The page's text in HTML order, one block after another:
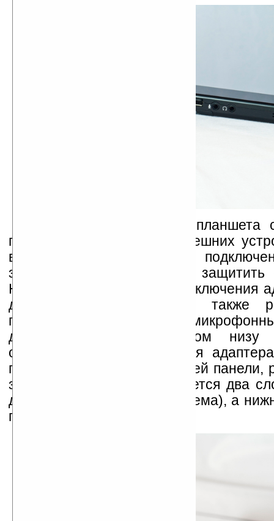
Левая панель корпуса планшета
порты для подключения внешних
верхний - разъём для
закрытый заглушкой, чтоб
Ниже его - разъём для подключения
два порта USB 2.0, а также
подключения гарнитуры -
для наушников. В самом низу
отверстие для подключения
портами USB, ближе к задней панели,
заглушка, под которой имеется два
для карты SIM (для 3G-модема), а
памяти типа SD.